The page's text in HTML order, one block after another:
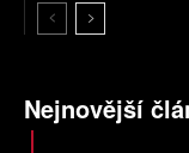
Nejnovější